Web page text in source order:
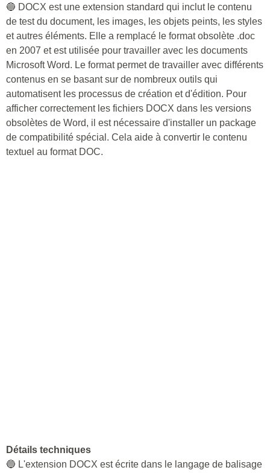
🔵 DOCX est une extension standard qui inclut le contenu
de test du document, les images, les objets peints, les styles
et autres éléments. Elle a remplacé le format obsolète .doc
en 2007 et est utilisée pour travailler avec les documents
Microsoft Word. Le format permet de travailler avec différents
contenus en se basant sur de nombreux outils qui
automatisent les processus de création et d'édition. Pour
afficher correctement les fichiers DOCX dans les versions
obsolètes de Word, il est nécessaire d'installer un package
de compatibilité spécial. Cela aide à convertir le contenu
textuel au format DOC.
Détails techniques
🔵 L'extension DOCX est écrite dans le langage de balisage